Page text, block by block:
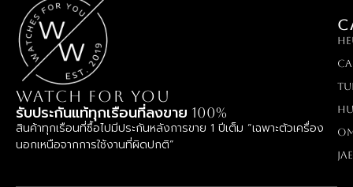
WATCH FOR YOU
รับประกันแท้ทุกเรือนที่ลงขาย 100%
สินค้าทุกเรือนที่ซื้อไปมีประกันหลังการขาย 1 ปีเต็ม “เฉพาะตัวเครื่อง
นอกเหนือจากการใช้งานที่ผิดปกติ”